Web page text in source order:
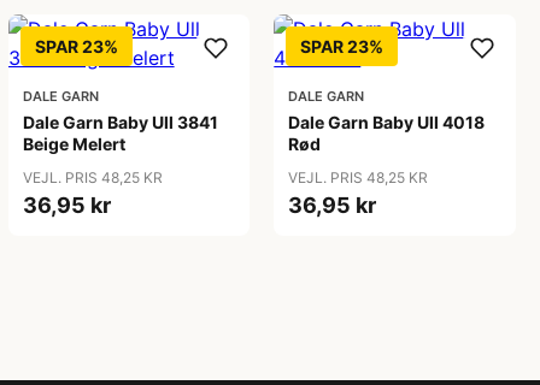
SPAR 23%
DALE GARN
Dale Garn Baby Ull 3841
Beige Melert
VEJL. PRIS 48,25 KR
36,95 kr
SPAR 23%
DALE GARN
Dale Garn Baby Ull 4018
Rød
VEJL. PRIS 48,25 KR
36,95 kr